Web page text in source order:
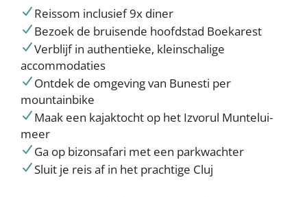
Reissom inclusief 9x diner
Bezoek de bruisende hoofdstad Boekarest
Verblijf in authentieke, kleinschalige
accommodaties
Ontdek de omgeving van Bunesti per
mountainbike
Maak een kajaktocht op het Izvorul Muntelui-
meer
Ga op bizonsafari met een parkwachter
Sluit je reis af in het prachtige Cluj